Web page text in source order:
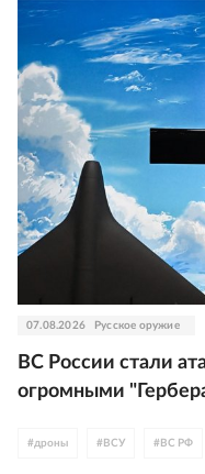
07.08.2026 Русское оружие
ВС России стали
огромными
#дроны # ВСУ # ВС РФ